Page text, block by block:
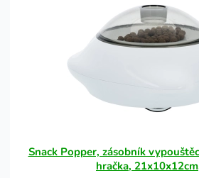
Snack Popper, zásobník
hračka,